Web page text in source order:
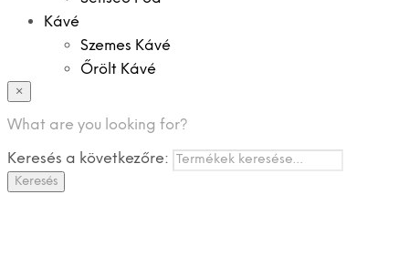
Kávé
Szemes Kávé
Őrölt Kávé
Instant Kávé
Zacskó Tea
Tartozékok
×
What are you looking for?
Keresés a következőre:
Keresés